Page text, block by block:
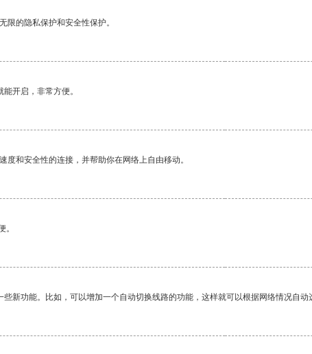
限的隐私保护和安全性保护。
开启，非常方便。
和安全性的连接，并帮助你在网络上自由移动。
。
新功能。比如，可以增加一个自动切换线路的功能，这样就可以根据网络情况自动